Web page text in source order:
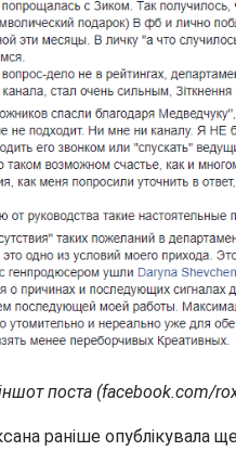
поста (facebook.com/
раніше опублікувала